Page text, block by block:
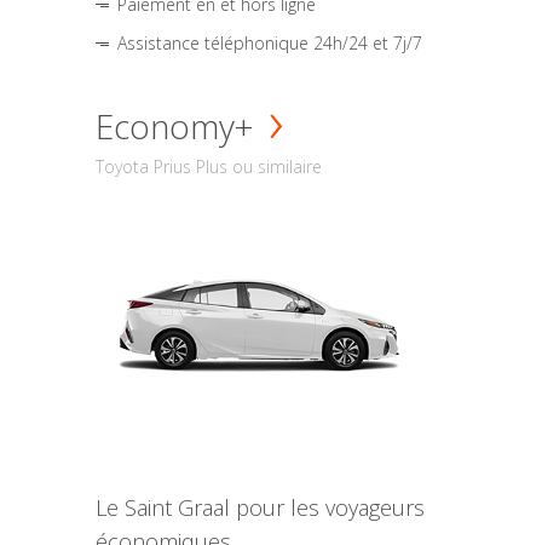
Assistance téléphonique 24h/24 et 7j/7
Economy+
Toyota Prius Plus ou similaire
Le Saint Graal pour les voyageurs